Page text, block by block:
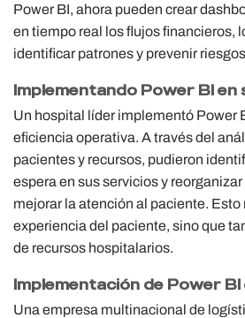
Power BI, ahora pueden crear
en tiempo real los flujos financieros,
identificar patrones y prevenir
Implementando Power BI en
Un hospital líder implementó Power
eficiencia operativa. A través del
pacientes y recursos, pudieron
espera en sus servicios y
mejorar la atención al paciente. Esto
experiencia del paciente, sino que
de recursos hospitalarios.
Implementación de Power
Una empresa multinacional de